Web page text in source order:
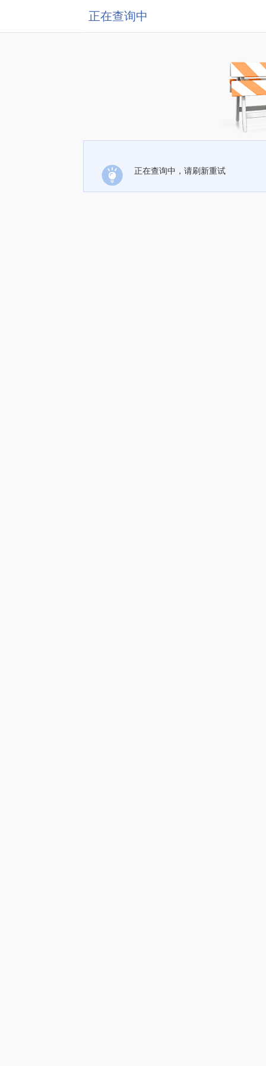
正在查询中
正在查询中，请刷新重试